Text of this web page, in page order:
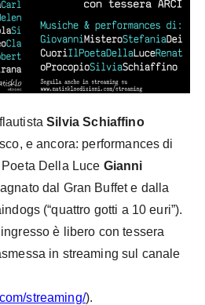
Silvia Schiaffino
e ancora: performances di
Della Luce Gianni
dal Gran Buffet e dalla
(“quattro gotti a 10 euri”).
è libero con tessera
in streaming sul canale
streaming/).